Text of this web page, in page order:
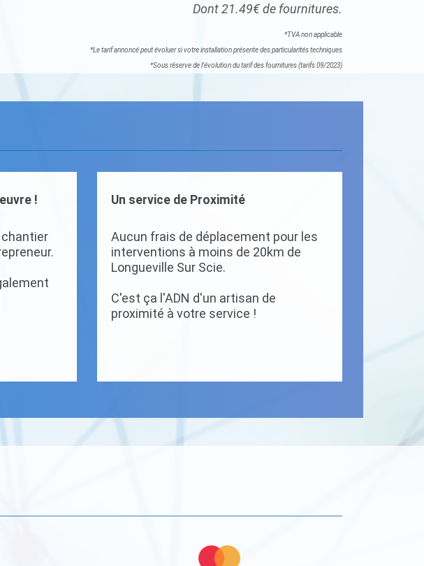
Dont 21.49€ de fournitures.
*TVA non applicable
*Le tarif annoncé peut évoluer si votre installation présente des particularités techniques
*Sous réserve de l'évolution du tarif des fournitures (tarifs 09/2023)
! Un service de Proximité
Aucun frais de déplacement pour les
interventions à moins de 20km de
Longueville Sur Scie.
C'est ça l'ADN d'un artisan de
proximité à votre service !